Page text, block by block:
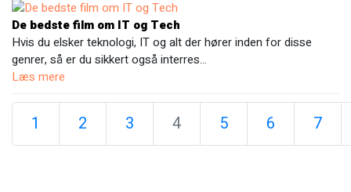
De bedste film om IT og Tech
Hvis du elsker teknologi, IT og alt der hører inden for disse
genrer, så er du sikkert også interres…
Læs mere
1 2 3 4 5 6 7